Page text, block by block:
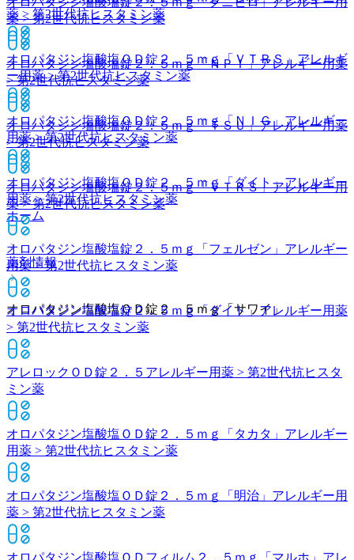
薬 > 第2世代抗ヒスタミン薬
オロパタジン塩酸塩ＯＤ錠２．５ｍｇ「ＶＴＲＳ」 アレルギ
ー用薬 > 第2世代抗ヒスタミン薬
オロパタジン塩酸塩ＯＤ錠２．５ｍｇ「ＮＩＧ」 アレルギー
用薬 > 第2世代抗ヒスタミン薬
オロパタジン塩酸塩ＯＤ錠２．５ｍｇ「ダイト」アレルギー
用薬 > 第2世代抗ヒスタミン薬
ホーム
薬剤情報
オロパタジン塩酸塩ＯＤ錠２．５ｍｇ「サワイ」
薬 > 第2世代抗ヒスタミン薬
オロパタジン塩酸塩錠２．５ｍｇ「ＮＰＩ」アレルギー用薬
> 第2世代抗ヒスタミン薬
オロパタジン塩酸塩錠２．５ｍｇ「ＴＳＵ」アレルギー用薬
> 第2世代抗ヒスタミン薬
オロパタジン塩酸塩錠２．５ｍｇ「ＶＴＲＳ」アレルギー用
薬 > 第2世代抗ヒスタミン薬
オロパタジン塩酸塩錠２．５ｍｇ「フェルゼン」 アレルギー
用薬 > 第2世代抗ヒスタミン薬
オロパタジン塩酸塩錠２．５ｍｇ「ダイト」アレルギー用薬
> 第2世代抗ヒスタミン薬
アレロックＯＤ錠２．５ アレルギー用薬 > 第2世代抗ヒスタ
ミン薬
オロパタジン塩酸塩ＯＤ錠２．５ｍｇ「タカタ」 アレルギー
用薬 > 第2世代抗ヒスタミン薬
オロパタジン塩酸塩ＯＤ錠２．５ｍｇ「明治」 アレルギー用
薬 > 第2世代抗ヒスタミン薬
オロパタジン塩酸塩ＯＤフィルム２．５ｍｇ「マルホ」 アレ